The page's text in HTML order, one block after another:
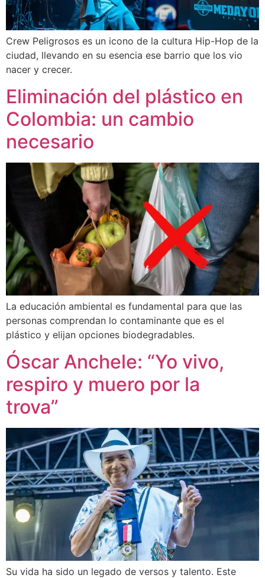
Crew Peligrosos es un icono de la cultura Hip-Hop de la
ciudad, llevando en su esencia ese barrio que los vio
nacer y crecer.
Eliminación del plástico en
Colombia: un cambio
necesario
La educación ambiental es fundamental para que las
personas comprendan lo contaminante que es el
plástico y elijan opciones biodegradables.
Óscar Anchele: “Yo vivo,
respiro y muero por la
trova”
Su vida ha sido un legado de versos y talento. Este